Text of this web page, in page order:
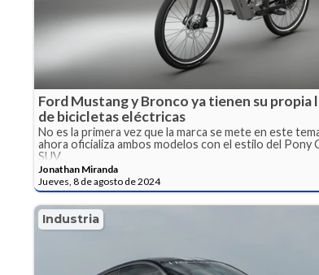
Ford Mustang y Bronco ya tienen su propia
de bicicletas eléctricas
No es la primera vez que la marca se mete en este
ahora oficializa ambos modelos con el estilo del Pony
SUV.
Jonathan Miranda
Jueves, 8 de agosto de 2024
Industria